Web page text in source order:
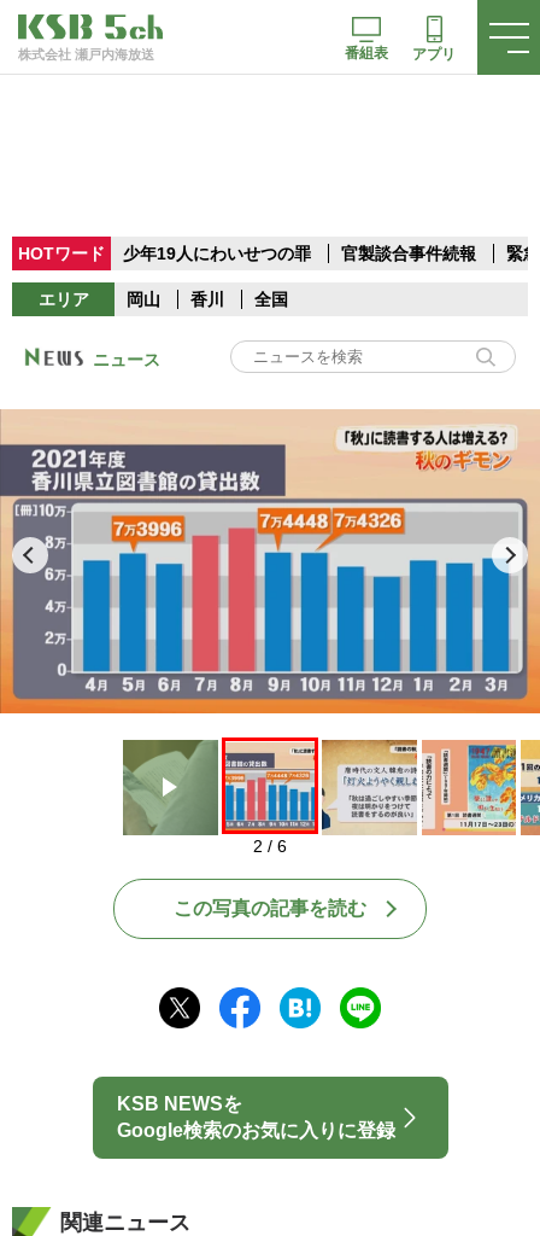
株式会社 瀬戸内海放送 番組表 アプリ
HOTワード 少年19人にわいせつの罪 官製談合事件続報 緊
エリア 岡山 香川 全国
ニュース
2 / 6
この写真の記事を読む
KSB NEWSを
Google検索のお気に入りに登録
関連ニュース